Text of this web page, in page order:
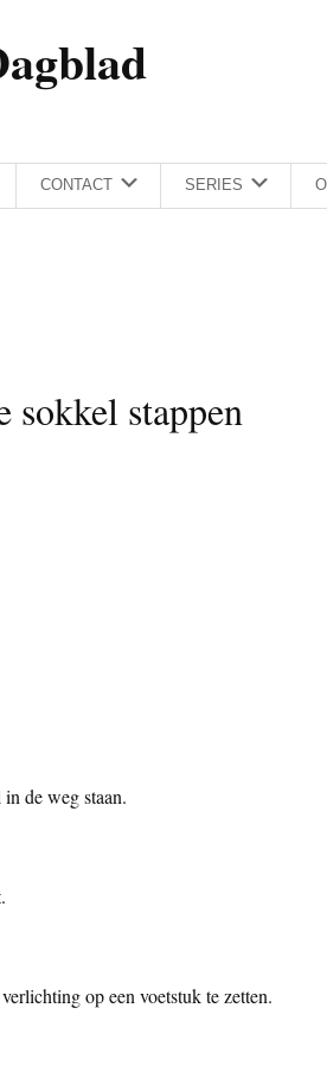
CONTACT SERIES
stappen
de weg staan.
op een voetstuk te zetten.